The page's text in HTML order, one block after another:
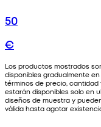
50
€
Los productos mostrados
disponibles gradualmente
términos de precio,
estarán disponibles solo en
diseños de muestra y
válida hasta agotar